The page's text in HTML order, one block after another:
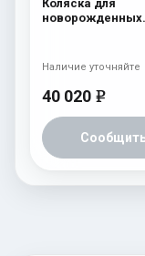
Коляска для
новорожденных
40 020 e
Наличие уточняйте